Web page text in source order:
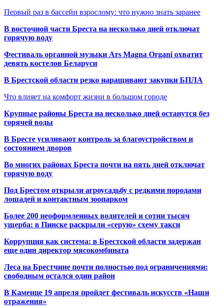
Первый раз в бассейн взрослому: что нужно знать заранее
В восточной части Бреста на несколько дней отключат
горячую воду
Фестиваль органной музыки Ars Magna Organi охватит
девять костелов Беларуси
В Брестской области резко наращивают закупки БПЛА
Что влияет на комфорт жизни в большом городе
Крупные районы Бреста на несколько дней останутся без
горячей воды
В Бресте усиливают контроль за благоустройством и
состоянием дворов
Во многих районах Бреста почти на пять дней отключат
горячую воду
Под Брестом открыли агроусадьбу с редкими породами
лошадей и контактным зоопарком
Более 200 неоформленных водителей и сотни тысяч
ущерба: в Пинске раскрыли «серую» схему такси
Коррупция как система: в Брестской области задержан
еще один директор мясокомбината
Леса на Брестчине почти полностью под ограничениями:
свободным остался один район
В Каменце 19 апреля пройдет фестиваль искусств «Наши
отражения»